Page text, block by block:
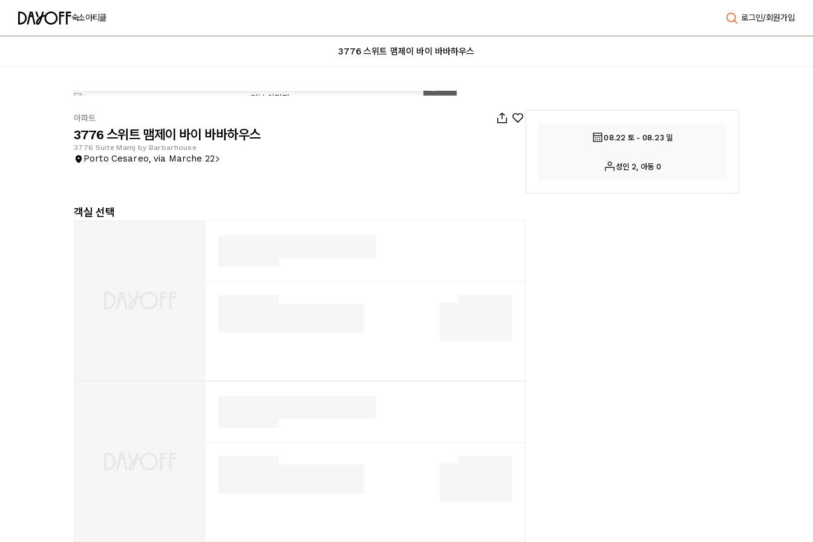
숙소아티클 로그인/회원가입
3776 스위트 맴제이 바이 바바하우스
아파트
3776 스위트 맴제이 바이 바바하우스
3776 Suite Mamj by Barbarhouse
Porto Cesareo, via Marche 22
객실 선택
08.22 토 - 08.23 일
성인 2, 아동 0